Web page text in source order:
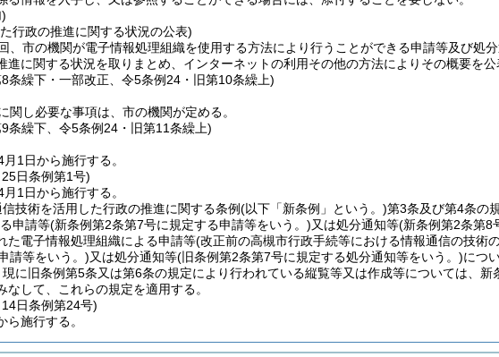
行政の推進に関する状況の公表)
、市の機関が電子情報処理組織を使用する方法により行うことができる申請等及び処
進に関する状況を取りまとめ、インターネットの利用その他の方法によりその概要を公
条繰下・一部改正、令5条例24・旧第10条繰上)
関し必要な事項は、市の機関が定める。
条繰下、令5条例24・旧第11条繰上)
1日から施行する。
日条例第1号)
1日から施行する。
技術を活用した行政の推進に関する条例(以下「新条例」という。)第3条及び第4条の
申請等(新条例第2条第7号に規定する申請等をいう。)又は処分通知等(新条例第2条第8
た電子情報処理組織による申請等(改正前の高槻市行政手続等における情報通信の技術
請等をいう。)又は処分通知等(旧条例第2条第7号に規定する処分通知等をいう。)につ
に旧条例第5条又は第6条の規定により行われている縦覧等又は作成等については、
なして、これらの規定を適用する。
日条例第24号)
ら施行する。